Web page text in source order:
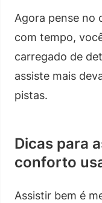
Agora pense no
com tempo,
carregado de
assiste mais
pistas.
Dicas para
conforto
Assistir bem é